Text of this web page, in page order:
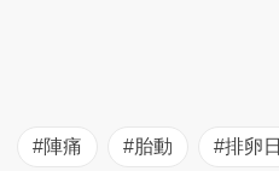
#陣痛 #胎動 #排卵日